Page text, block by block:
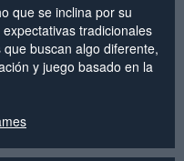
que se inclina por su
tradicionales
buscan algo diferente,
y juego basado en la